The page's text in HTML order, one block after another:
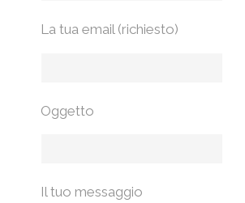
La tua email (richiesto)
Oggetto
Il tuo messaggio